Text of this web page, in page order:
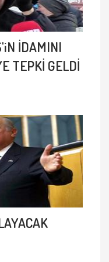
İDAMINI
TEPKİ GELDİ